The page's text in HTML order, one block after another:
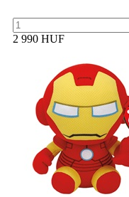
2 990 HUF